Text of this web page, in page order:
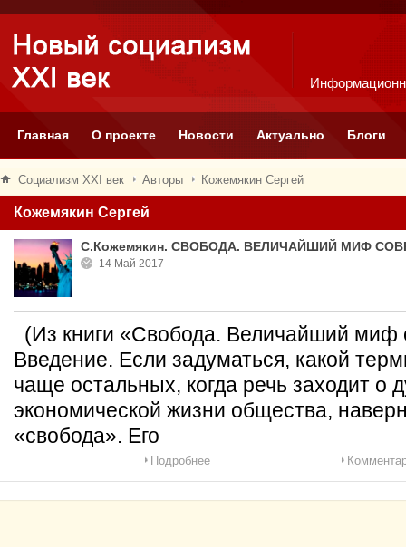
Главная О проекте Новости Актуально Блоги
Социализм XXI век Авторы Кожемякин Сергей
Кожемякин Сергей
С.Кожемякин. СВОБОДА. ВЕЛИЧАЙШИЙ МИФ
14 Май 2017
(Из книги «Свобода. Величайший
Введение. Если задуматься, какой
чаще остальных, когда речь заходит о
экономической жизни общества,
«свобода». Его
Подробнее